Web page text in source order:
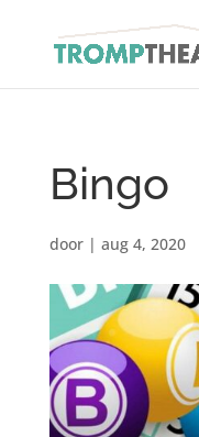
Bingo
door | aug 4, 2020